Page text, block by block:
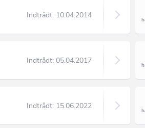
Indtrådt: 10.04.2014
Indtrådt: 05.04.2017
Indtrådt: 15.06.2022